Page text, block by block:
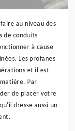
au niveau des
de conduits
à cause
Les profanes
et il est
Par
de placer votre
dresse aussi un